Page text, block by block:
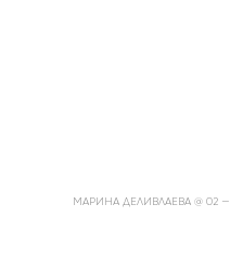
МАРИНА ДЕЛИВЛАЕВА @ 02